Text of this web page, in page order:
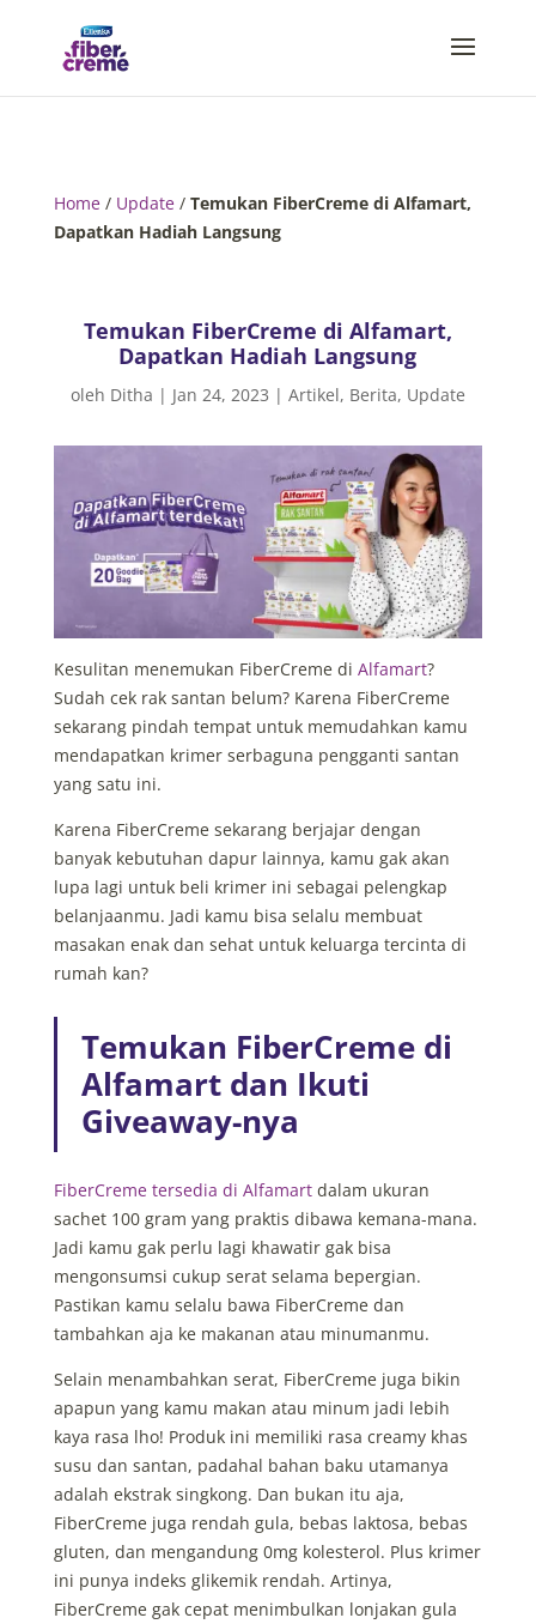
Home/ Update/ Temukan FiberCreme di Alfamart,
Dapatkan Hadiah Langsung
Temukan FiberCreme di Alfamart,
Dapatkan Hadiah Langsung
oleh Ditha | Jan 24, 2023 | Artikel, Berita, Update
Kesulitan menemukan FiberCreme di Alfamart?
Sudah cek rak santan belum? Karena FiberCreme
sekarang pindah tempat untuk memudahkan kamu
mendapatkan krimer serbaguna pengganti santan
yang satu ini.
Karena FiberCreme sekarang berjajar dengan
banyak kebutuhan dapur lainnya, kamu gak akan
lupa lagi untuk beli krimer ini sebagai pelengkap
belanjaanmu. Jadi kamu bisa selalu membuat
masakan enak dan sehat untuk keluarga tercinta di
rumah kan?
Temukan FiberCreme di
Alfamart dan Ikuti
Giveaway-nya
FiberCreme tersedia di Alfamartdalam ukuran
sachet 100 gram yang praktis dibawa kemana-mana.
Jadi kamu gak perlu lagi khawatir gak bisa
mengonsumsi cukup serat selama bepergian.
Pastikan kamu selalu bawa FiberCreme dan
tambahkan aja ke makanan atau minumanmu.
Selain menambahkan serat, FiberCreme juga bikin
apapun yang kamu makan atau minum jadi lebih
kaya rasa lho! Produk ini memiliki rasa creamy khas
susu dan santan, padahal bahan baku utamanya
adalah ekstrak singkong. Dan bukan itu aja,
FiberCreme juga rendah gula, bebas laktosa, bebas
gluten, dan mengandung 0mg kolesterol. Plus krimer
ini punya indeks glikemik rendah. Artinya,
FiberCreme gak cepat menimbulkan lonjakan gula